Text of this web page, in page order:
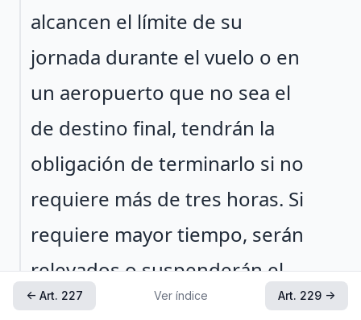
alcancen el límite de su
jornada durante el vuelo o en
un aeropuerto que no sea el
de destino final, tendrán la
obligación de terminarlo si no
requiere más de tres horas. Si
requiere mayor tiempo, serán
relevados o suspenderán el
vuelo en el aeropuerto más
← Art. 227 Ver índice Art. 229 →